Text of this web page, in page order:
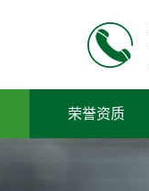
荣誉资质